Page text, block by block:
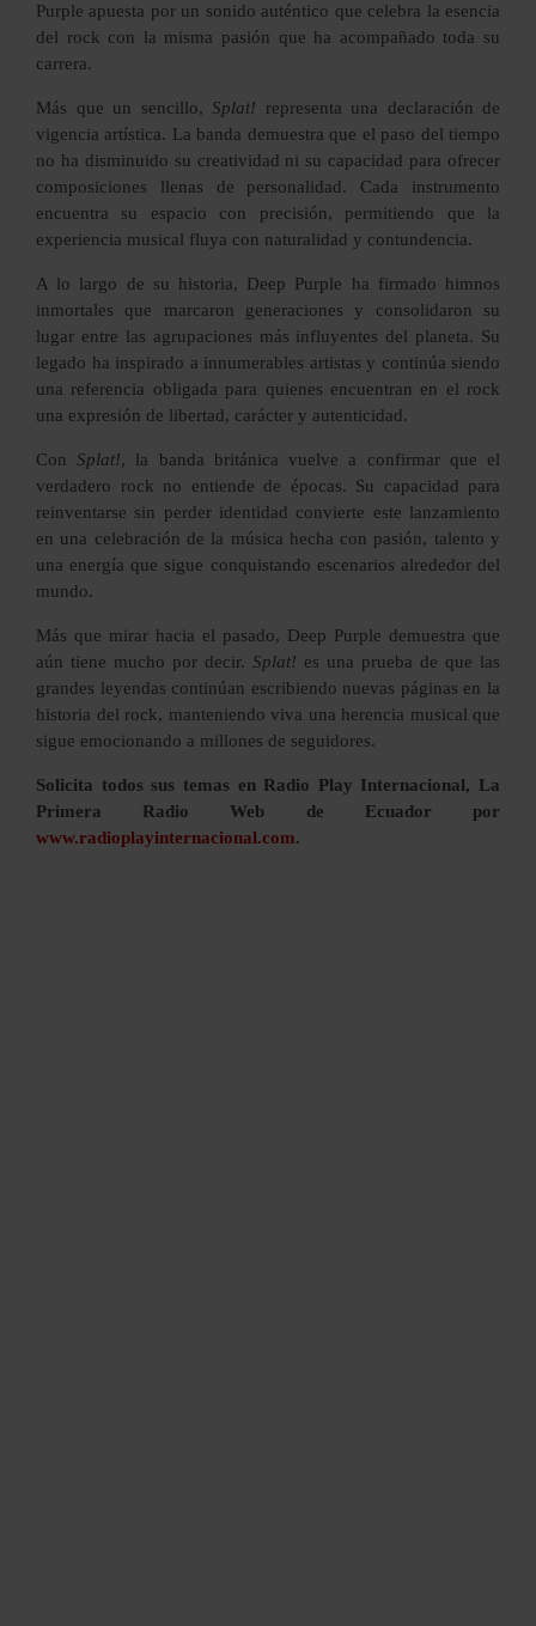
Purple apuesta por un sonido auténtico que celebra la esencia
del rock con la misma pasión que ha acompañado toda su
carrera.
Más que un sencillo, Splat! representa una declaración de
vigencia artística. La banda demuestra que el paso del tiempo
no ha disminuido su creatividad ni su capacidad para ofrecer
composiciones llenas de personalidad. Cada instrumento
encuentra su espacio con precisión, permitiendo que la
experiencia musical fluya con naturalidad y contundencia.
A lo largo de su historia, Deep Purple ha firmado himnos
inmortales que marcaron generaciones y consolidaron su
lugar entre las agrupaciones más influyentes del planeta. Su
legado ha inspirado a innumerables artistas y continúa siendo
una referencia obligada para quienes encuentran en el rock
una expresión de libertad, carácter y autenticidad.
ConSplat!, la banda británica vuelve a confirmar que el
verdadero rock no entiende de épocas. Su capacidad para
reinventarse sin perder identidad convierte este lanzamiento
en una celebración de la música hecha con pasión, talento y
una energía que sigue conquistando escenarios alrededor del
mundo.
Más que mirar hacia el pasado, Deep Purple demuestra que
aún tiene mucho por decir. Splat! es una prueba de que las
grandes leyendas continúan escribiendo nuevas páginas en la
historia del rock, manteniendo viva una herencia musical que
sigue emocionando a millones de seguidores.
Solicita todos sus temas en Radio Play Internacional, La
Primera Radio Web de Ecuador por
www.radioplayinternacional.com.